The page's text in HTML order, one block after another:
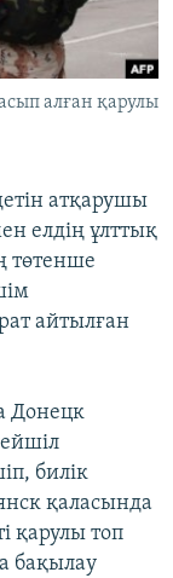
алған қарулы
атқарушы
елдің ұлттық
төтенше
айтылған
Донецк
билік
қаласында
қарулы топ
бақылау